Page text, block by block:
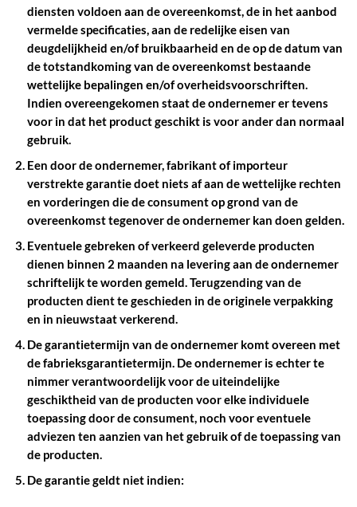
diensten voldoen aan de overeenkomst, de in het aanbod
vermelde specificaties, aan de redelijke eisen van
deugdelijkheid en/of bruikbaarheid en de op de datum van
de totstandkoming van de overeenkomst bestaande
wettelijke bepalingen en/of overheidsvoorschriften.
Indien overeengekomen staat de ondernemer er tevens
voor in dat het product geschikt is voor ander dan normaal
gebruik.
Een door de ondernemer, fabrikant of importeur
verstrekte garantie doet niets af aan de wettelijke rechten
en vorderingen die de consument op grond van de
overeenkomst tegenover de ondernemer kan doen gelden.
Eventuele gebreken of verkeerd geleverde producten
dienen binnen 2 maanden na levering aan de ondernemer
schriftelijk te worden gemeld. Terugzending van de
producten dient te geschieden in de originele verpakking
en in nieuwstaat verkerend.
De garantietermijn van de ondernemer komt overeen met
de fabrieksgarantietermijn. De ondernemer is echter te
nimmer verantwoordelijk voor de uiteindelijke
geschiktheid van de producten voor elke individuele
toepassing door de consument, noch voor eventuele
adviezen ten aanzien van het gebruik of de toepassing van
de producten.
De garantie geldt niet indien: